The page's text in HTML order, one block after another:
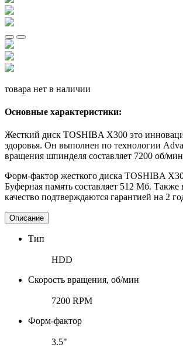
товара нет в наличии
Основные характеристики:
Жесткий диск TOSHIBA X300 это
здоровья. Он выполнен по технологии
вращения шпинделя составляет 7200 об/
Форм-фактор жесткого диска TOSHIBA
Буферная память составляет 512 Мб.
качество подтверждаются гарантией на 2
Описание
Тип
HDD
Скорость вращения, об/мин
7200 RPM
Форм-фактор
3.5"